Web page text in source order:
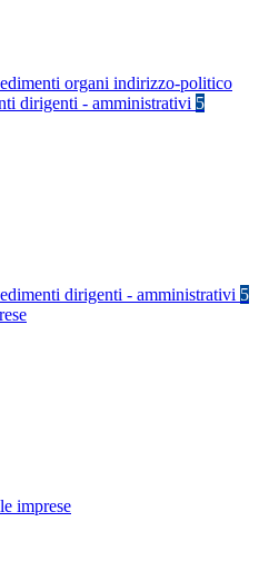
organi indirizzo-politico
dirigenti - amministrativi 5
dirigenti - amministrativi 5
imprese